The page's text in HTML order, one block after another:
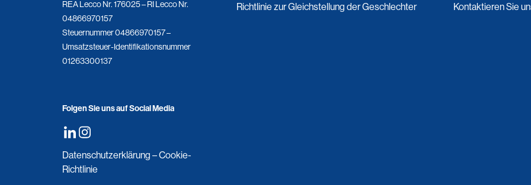
REA Lecco Nr. 176025 – RI Lecco Nr.
04866970157
Steuernummer 04866970157 –
Umsatzsteuer-Identifikationsnummer
01263300137
Folgen Sie uns auf Social Media
Datenschutzerklärung –Cookie-
Richtlinie
Richtlinie zur Gleichstellung der Geschlechter
Kontaktieren Sie